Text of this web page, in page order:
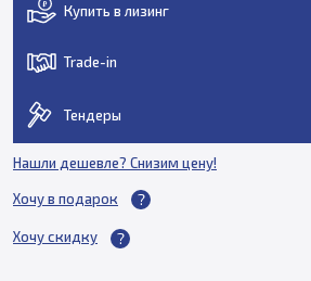
Купить в лизинг
Trade-in
Тендеры
Нашли дешевле? Снизим цену!
Хочу в подарок
Хочу скидку